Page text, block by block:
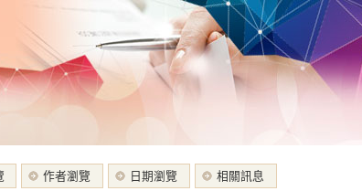
作者瀏覽 日期瀏覽 相關訊息